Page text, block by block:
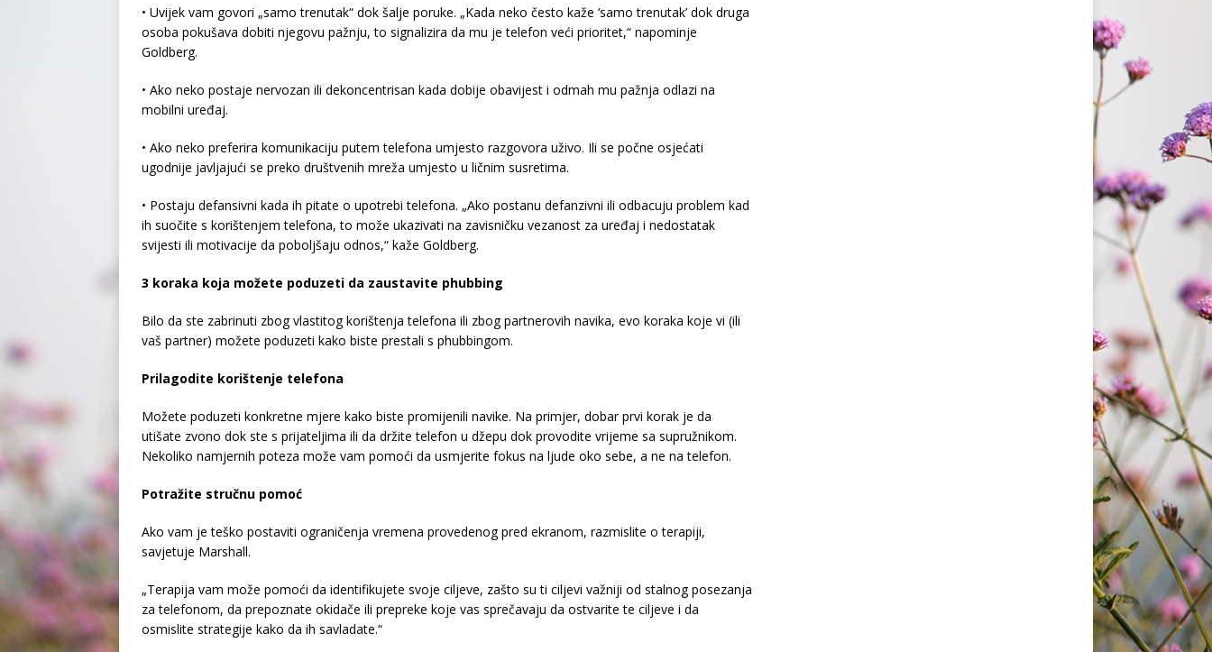
• Uvijek vam govori „samo trenutak“ dok šalje poruke. „Kada neko često kaže ‘samo trenutak’ dok druga
osoba pokušava dobiti njegovu pažnju, to signalizira da mu je telefon veći prioritet,“ napominje
Goldberg.
• Ako neko postaje nervozan ili dekoncentrisan kada dobije obavijest i odmah mu pažnja odlazi na
mobilni uređaj.
• Ako neko preferira komunikaciju putem telefona umjesto razgovora uživo. Ili se počne osjećati
ugodnije javljajući se preko društvenih mreža umjesto u ličnim susretima.
• Postaju defansivni kada ih pitate o upotrebi telefona. „Ako postanu defanzivni ili odbacuju problem kad
ih suočite s korištenjem telefona, to može ukazivati na zavisničku vezanost za uređaj i nedostatak
svijesti ili motivacije da poboljšaju odnos,“ kaže Goldberg.
3 koraka koja možete poduzeti da zaustavite phubbing
Bilo da ste zabrinuti zbog vlastitog korištenja telefona ili zbog partnerovih navika, evo koraka koje vi (ili
vaš partner) možete poduzeti kako biste prestali s phubbingom.
Prilagodite korištenje telefona
Možete poduzeti konkretne mjere kako biste promijenili navike. Na primjer, dobar prvi korak je da
utišate zvono dok ste s prijateljima ili da držite telefon u džepu dok provodite vrijeme sa supružnikom.
Nekoliko namjernih poteza može vam pomoći da usmjerite fokus na ljude oko sebe, a ne na telefon.
Potražite stručnu pomoć
Ako vam je teško postaviti ograničenja vremena provedenog pred ekranom, razmislite o terapiji,
savjetuje Marshall.
„Terapija vam može pomoći da identifikujete svoje ciljeve, zašto su ti ciljevi važniji od stalnog posezanja
za telefonom, da prepoznate okidače ili prepreke koje vas sprečavaju da ostvarite te ciljeve i da
osmislite strategije kako da ih savladate.“